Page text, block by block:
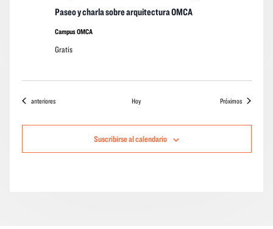
Paseo y charla sobre arquitectura OMCA
Campus OMCA
Gratis
Eventos
anteriores Hoy Próximoseventos
Suscribirse al calendario